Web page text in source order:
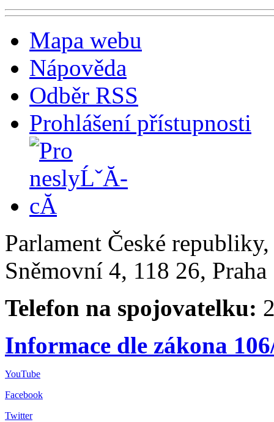
Mapa webu
Nápověda
Odběr RSS
Prohlášení přístupnosti
Parlament České
Sněmovní 4, 118 26,
Telefon na spojovatelku:
Informace dle zákona
YouTube
Facebook
Twitter